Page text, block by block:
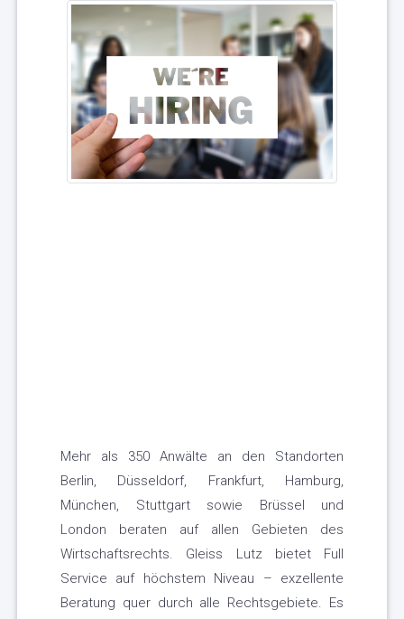
Mehr als 350 Anwälte an den Standorten
Berlin, Düsseldorf, Frankfurt, Hamburg,
München, Stuttgart sowie Brüssel und
London beraten auf allen Gebieten des
Wirtschaftsrechts. Gleiss Lutz bietet Full
Service auf höchstem Niveau – exzellente
Beratung quer durch alle Rechtsgebiete. Es